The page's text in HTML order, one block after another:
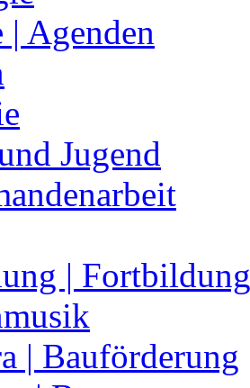
Agenden
Jugend
| Fortbildung
| Bauförderung